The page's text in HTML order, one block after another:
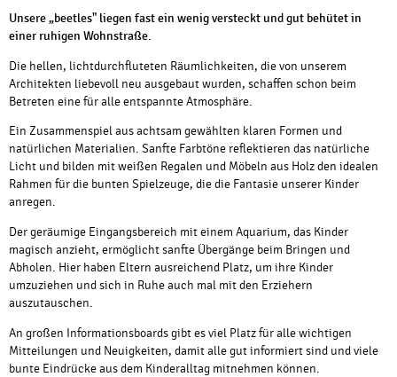
Unsere „beetles" liegen fast ein wenig versteckt und gut behütet in
einer ruhigen Wohnstraße.
Die hellen, lichtdurchfluteten Räumlichkeiten, die von unserem
Architekten liebevoll neu ausgebaut wurden, schaffen schon beim
Betreten eine für alle entspannte Atmosphäre.
Ein Zusammenspiel aus achtsam gewählten klaren Formen und
natürlichen Materialien. Sanfte Farbtöne reflektieren das natürliche
Licht und bilden mit weißen Regalen und Möbeln aus Holz den idealen
Rahmen für die bunten Spielzeuge, die die Fantasie unserer Kinder
anregen.
Der geräumige Eingangsbereich mit einem Aquarium, das Kinder
magisch anzieht, ermöglicht sanfte Übergänge beim Bringen und
Abholen. Hier haben Eltern ausreichend Platz, um ihre Kinder
umzuziehen und sich in Ruhe auch mal mit den Erziehern
auszutauschen.
An großen Informationsboards gibt es viel Platz für alle wichtigen
Mitteilungen und Neuigkeiten, damit alle gut informiert sind und viele
bunte Eindrücke aus dem Kinderalltag mitnehmen können.